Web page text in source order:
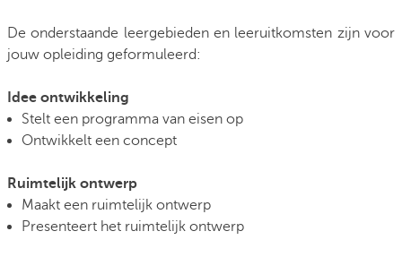
De onderstaande leergebieden en leeruitkomsten zijn voor
jouw opleiding geformuleerd:
Idee ontwikkeling
Stelt een programma van eisen op
Ontwikkelt een concept
Ruimtelijk ontwerp
Maakt een ruimtelijk ontwerp
Presenteert het ruimtelijk ontwerp